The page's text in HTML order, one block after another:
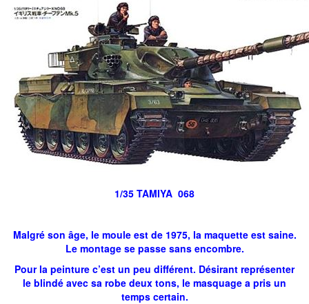
1/35 TAMIYA 068
Malgré son âge, le moule est de 1975, la maquette est saine.
Le montage se passe sans encombre.
Pour la peinture c’est un peu différent. Désirant représenter
le blindé avec sa robe deux tons, le masquage a pris un
temps certain.